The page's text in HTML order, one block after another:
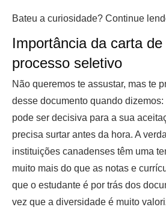
Bateu a curiosidade? Continue
Importância da carta
processo seletivo
Não queremos te assustar, mas te
desse documento quando
pode ser decisiva para a sua
precisa surtar antes da hora. A
instituições canadenses têm uma
muito mais do que as notas e
que o estudante é por trás dos
vez que a diversidade é muito